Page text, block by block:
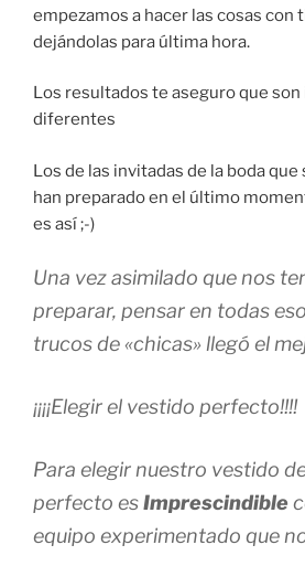
empezamos a hacer las cosas con
dejándolas para última hora.
Los resultados te aseguro que
diferentes
Los de las invitadas de la boda que
han preparado en el último
es así ;-)
Una vez asimilado que nos
preparar, pensar en todas
trucos de «chicas» llegó el
¡¡¡¡Elegir el vestido perfecto!!!!
Para elegir nuestro vestido
perfecto esImprescindible
equipo experimentado que